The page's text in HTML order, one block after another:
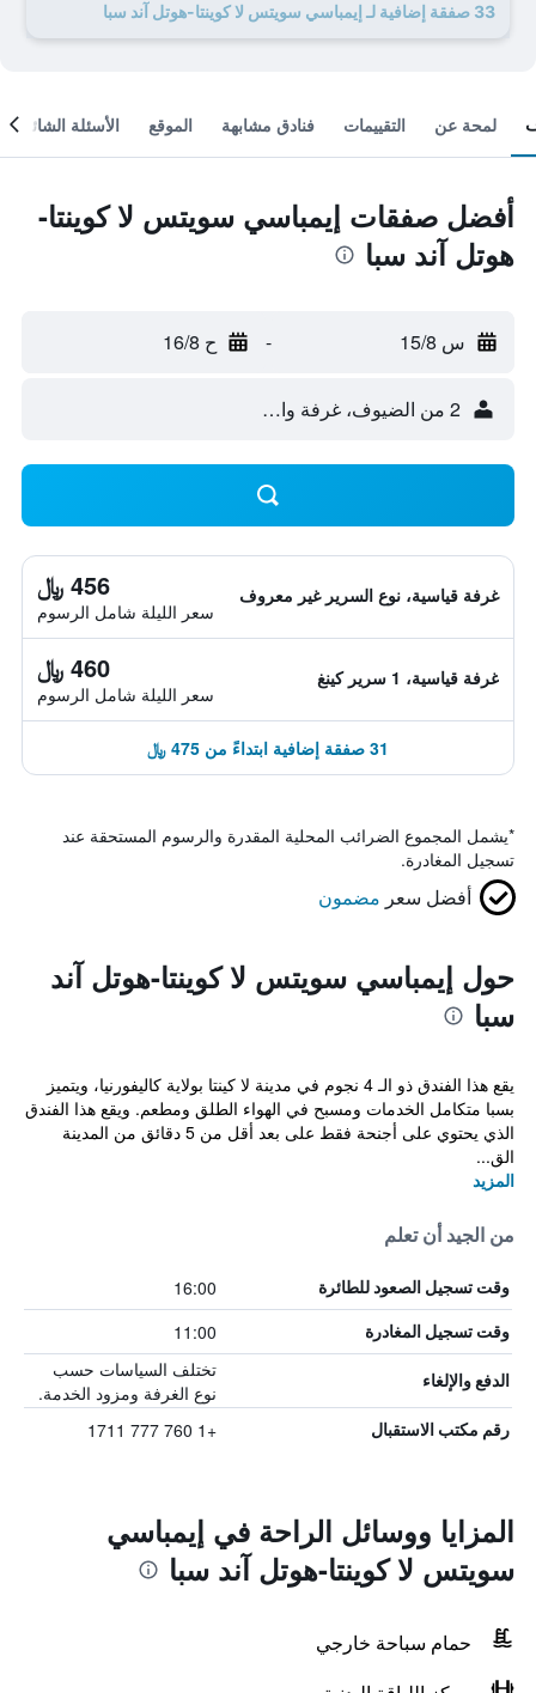
33 صفقة إضافية لـ إيمباسي سويتس لا كوينتا-هوتل آند سبا
لمحة عن التقييمات فنادق مشابهة الموقع الأسئلة الشائعة
أفضل صفقات إيمباسي سويتس لا كوينتا-
هوتل آند سبا
س 15/8 - ح 16/8
2 من الضيوف، غرفة واحدة
غرفة قياسية، نوع السرير غير معروف 456 ﷼
سعر الليلة شامل الرسوم
غرفة قياسية، 1 سرير كينغ 460 ﷼
سعر الليلة شامل الرسوم
31 صفقة إضافية ابتداءً من 475 ﷼
*يشمل المجموع الضرائب المحلية المقدرة والرسوم المستحقة عند
تسجيل المغادرة.
أفضل سعر مضمون
حول إيمباسي سويتس لا كوينتا-هوتل آند
سبا
يقع هذا الفندق ذو الـ 4 نجوم في مدينة لا كينتا بولاية كاليفورنيا، ويتميز
بسبا متكامل الخدمات ومسبح في الهواء الطلق ومطعم. ويقع هذا الفندق
الذي يحتوي على أجنحة فقط على بعد أقل من 5 دقائق من المدينة
الق...
المزيد
من الجيد أن تعلم
وقت تسجيل الصعود للطائرة 16:00
وقت تسجيل المغادرة 11:00
الدفع والإلغاء
تختلف السياسات حسب
نوع الغرفة ومزود الخدمة.
رقم مكتب الاستقبال +1 760 777 1711
المزايا ووسائل الراحة في إيمباسي
سويتس لا كوينتا-هوتل آند سبا
حمام سباحة خارجي